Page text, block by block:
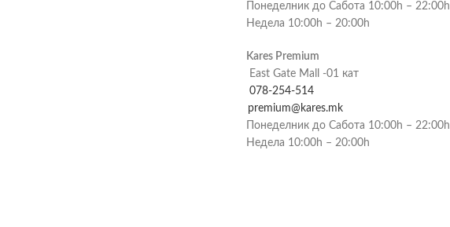
Понеделник до Сабота 10:00h – 22:00h
Недела 10:00h – 20:00h
Kares Premium
East Gate Mall -01 кат
078-254-514
premium@kares.mk
Понеделник до Сабота 10:00h – 22:00h
Недела 10:00h – 20:00h